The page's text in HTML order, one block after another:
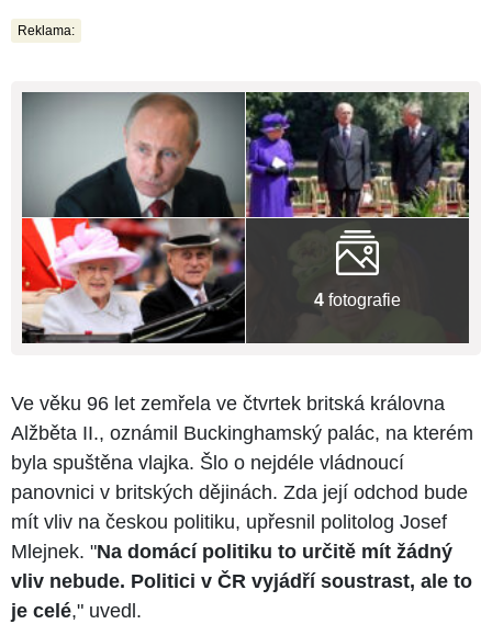
Reklama:
4 fotografie
Ve věku 96 let zemřela ve čtvrtek britská královna
Alžběta II., oznámil Buckinghamský palác, na kterém
byla spuštěna vlajka. Šlo o nejdéle vládnoucí
panovnici v britských dějinách. Zda její odchod bude
mít vliv na českou politiku, upřesnil politolog Josef
Mlejnek. "Na domácí politiku to určitě mít žádný
vliv nebude. Politici v ČR vyjádří soustrast, ale to
je celé," uvedl.